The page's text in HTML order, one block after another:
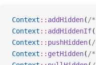
Context :: addHidden( /
Context :: addHiddenIf(
Context :: pushHidden(
Context :: getHidden( /